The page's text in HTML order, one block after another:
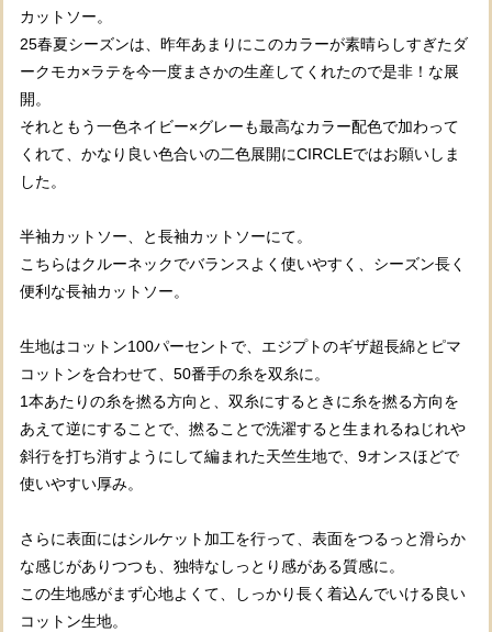
カットソー。
25春夏シーズンは、昨年あまりにこのカラーが素晴らしすぎたダ
ークモカ×ラテを今一度まさかの生産してくれたので是非！な展
開。
それともう一色ネイビー×グレーも最高なカラー配色で加わって
くれて、かなり良い色合いの二色展開にCIRCLEではお願いしま
した。
半袖カットソー、と長袖カットソーにて。
こちらはクルーネックでバランスよく使いやすく、シーズン長く
便利な長袖カットソー。
生地はコットン100パーセントで、エジプトのギザ超長綿とピマ
コットンを合わせて、50番手の糸を双糸に。
1本あたりの糸を撚る方向と、双糸にするときに糸を撚る方向を
あえて逆にすることで、撚ることで洗濯すると生まれるねじれや
斜行を打ち消すようにして編まれた天竺生地で、9オンスほどで
使いやすい厚み。
さらに表面にはシルケット加工を行って、表面をつるっと滑らか
な感じがありつつも、独特なしっとり感がある質感に。
この生地感がまず心地よくて、しっかり長く着込んでいける良い
コットン生地。